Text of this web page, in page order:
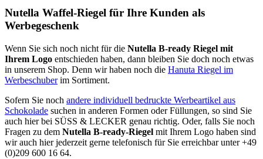
Nutella Waffel-Riegel für Ihre Kunden als
Werbegeschenk
Wenn Sie sich noch nicht für die Nutella B-ready Riegel mit
Ihrem Logo entschieden haben, dann bleiben Sie doch noch etwas
in unserem Shop. Denn wir haben noch die Hanuta Riegel im
Werbeschuberim Sortiment.
Sofern Sie noch andere individuell bedruckte Werbeartikel aus
Schokolade suchen in anderen Formen oder Füllungen, so sind Sie
auch hier bei SÜSS & LECKER genau richtig. Oder, falls Sie noch
Fragen zu dem Nutella B-ready-Riegel mit Ihrem Logo haben sind
wir auch hier jederzeit gerne telefonisch für Sie erreichbar unter +49
(0)209 600 16 64.